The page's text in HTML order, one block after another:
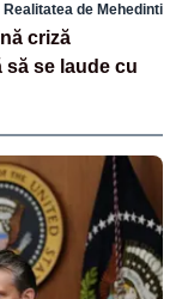
Realitatea de Mehedinti
criză
se laude cu